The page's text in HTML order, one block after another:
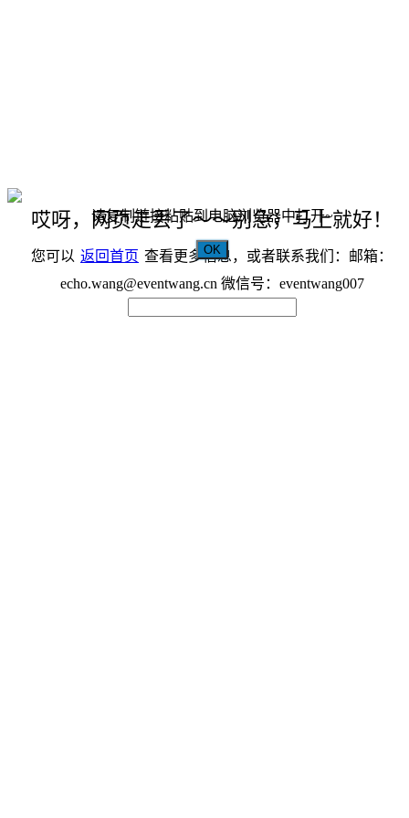
哎呀，网页走丢了～～别急，马上就好！
您可以 返回首页 查看更多信息，或者联系我们：邮箱：
echo.wang@eventwang.cn 微信号：eventwang007
请复制链接粘贴到电脑浏览器中打开~
OK